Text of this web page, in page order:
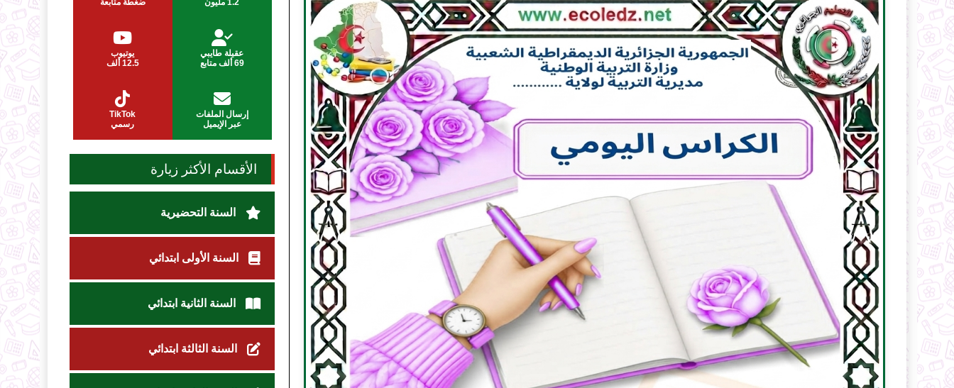
عقيلة طايبي
69 ألف متابع
يوتيوب
12.5 ألف
إرسال الملفات
عبر الإيميل
TikTok
رسمي
الأقسام الأكثر زيارة
السنة التحضيرية
السنة الأولى ابتدائي
السنة الثانية ابتدائي
السنة الثالثة ابتدائي